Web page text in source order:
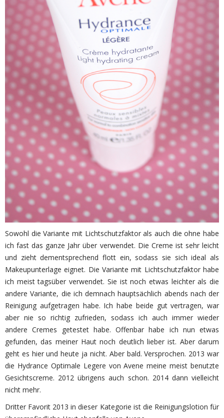
Sowohl die Variante mit Lichtschutzfaktor als auch die ohne habe
ich fast das ganze Jahr über verwendet. Die Creme ist sehr leicht
und zieht dementsprechend flott ein, sodass sie sich ideal als
Makeupunterlage eignet. Die Variante mit Lichtschutzfaktor habe
ich meist tagsüber verwendet. Sie ist noch etwas leichter als die
andere Variante, die ich demnach hauptsächlich abends nach der
Reinigung aufgetragen habe. Ich habe beide gut vertragen, war
aber nie so richtig zufrieden, sodass ich auch immer wieder
andere Cremes getestet habe. Offenbar habe ich nun etwas
gefunden, das meiner Haut noch deutlich lieber ist. Aber darum
geht es hier und heute ja nicht. Aber bald. Versprochen. 2013 war
die Hydrance Optimale Legere von Avene meine meist benutzte
Gesichtscreme. 2012 übrigens auch schon. 2014 dann vielleicht
nicht mehr.
Dritter Favorit 2013 in dieser Kategorie ist die Reinigungslotion für